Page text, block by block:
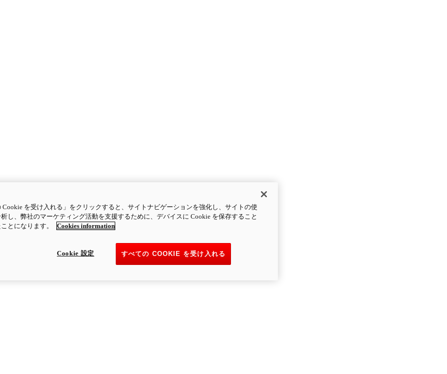
Cookie を受け入れる」をクリックすると、サイトナビゲーションを強化し、サイトの使
し、弊社のマーケティング活動を支援するために、デバイスに Cookie を保存すること
とになります。
Cookies information
すべての COOKIE を受け入れる
Cookie 設定